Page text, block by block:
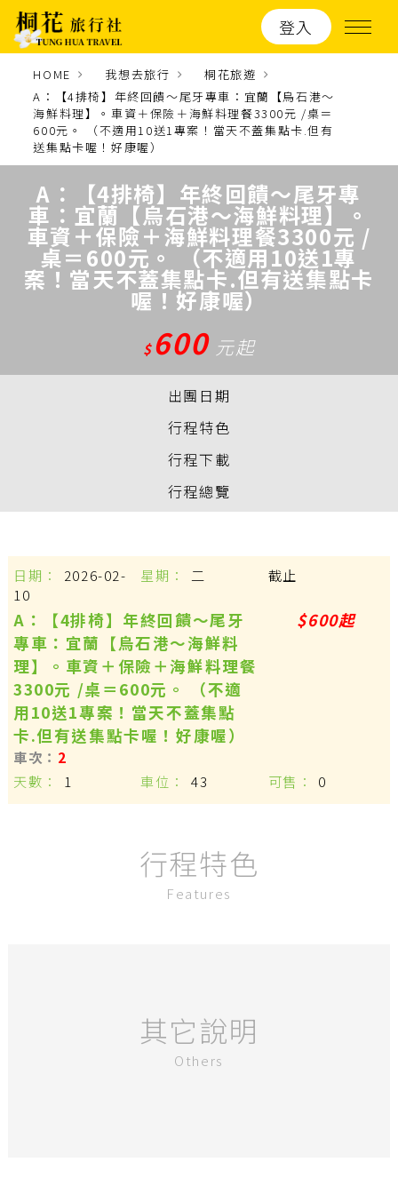
登入
HOME 我想去旅行
桐花旅遊
A：【4排椅】年終回饋〜尾牙專車：宜蘭【烏石港～
海鮮料理】。車資＋保險＋海鮮料理餐3300元 /桌＝
600元。 （不適用10送1專案！當天不蓋集點卡.但有
送集點卡喔！好康喔）
A：【4排椅】年終回饋〜尾牙專
車：宜蘭【烏石港～海鮮料理】。
車資＋保險＋海鮮料理餐3300元 /
桌＝600元。 （不適用10送1專
案！當天不蓋集點卡.但有送集點卡
喔！好康喔）
$600 元起
出團日期
行程特色
行程下載
行程總覽
2026-02-
10
二
A：【4排椅】年終回饋〜尾牙
專車：宜蘭【烏石港～海鮮料
理】。車資＋保險＋海鮮料理餐
3300元 /桌＝600元。 （不適
用10送1專案！當天不蓋集點
卡.但有送集點卡喔！好康喔）
2
1
$600起
43 0
截止
行程特色
Features
其它說明
Others